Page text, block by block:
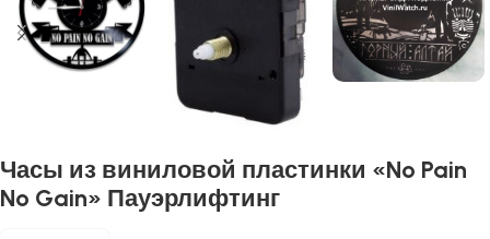
Часы из виниловой пластинки «No Pain
No Gain» Пауэрлифтинг